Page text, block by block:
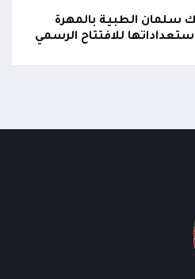
سلمان الطبية بالمهرة
للافتتاح الرسمي